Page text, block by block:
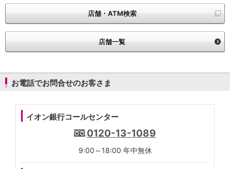
店舗・ATM検索
店舗一覧
お電話でお問合せのお客さま
イオン銀行コールセンター
0120-13-1089
9:00～18:00 年中無休